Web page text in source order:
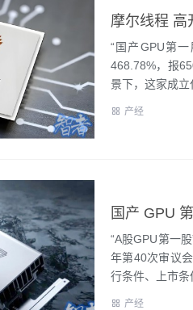
摩尔线程 高
“国产GPU第
468.78%，报
景下，这家成立
产经
国产 GPU
“A股GPU第一
年第40次审议
行条件、上市
产经